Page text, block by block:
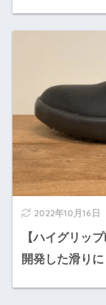
2022年10月16日
【ハイグリッ
開発した滑り